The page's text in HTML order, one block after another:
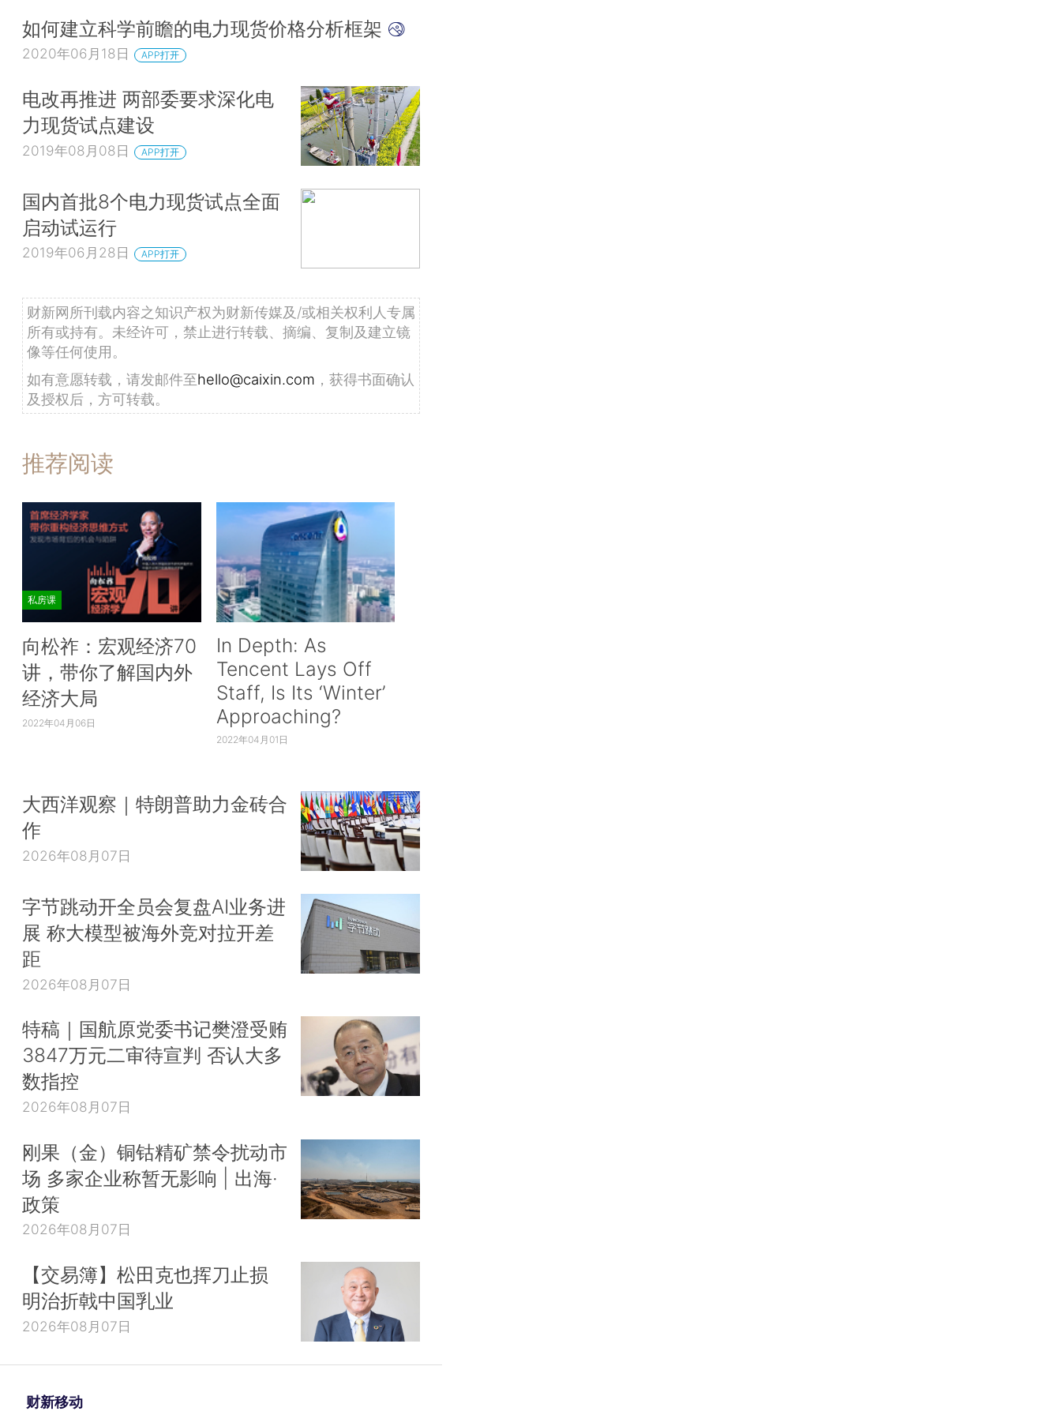
如何建立科学前瞻的电力现货价格分析框架
2020年06月18日 APP打开
电改再推进 两部委要求深化电
力现货试点建设
2019年08月08日 APP打开
国内首批8个电力现货试点全面
启动试运行
2019年06月28日 APP打开
财新网所刊载内容之知识产权为财新传媒及/或相关权利人专属
所有或持有。未经许可，禁止进行转载、摘编、复制及建立镜
像等任何使用。
如有意愿转载，请发邮件至hello@caixin.com ，获得书面确认
及授权后，方可转载。
推荐阅读
私房课
向松祚：宏观经济70
讲，带你了解国内外
经济大局
2022年04月06日
In Depth: As
Tencent Lays Off
Staff, Is Its ‘Winter’
Approaching?
2022年04月01日
大西洋观察｜特朗普助力金砖合
作
2026年08月07日
字节跳动开全员会复盘AI业务进
展 称大模型被海外竞对拉开差
距
2026年08月07日
特稿｜国航原党委书记樊澄受贿
3847万元二审待宣判 否认大多
数指控
2026年08月07日
刚果（金）铜钴精矿禁令扰动市
场 多家企业称暂无影响 | 出海·
政策
2026年08月07日
【交易簿】松田克也挥刀止损
明治折戟中国乳业
2026年08月07日
财新移动